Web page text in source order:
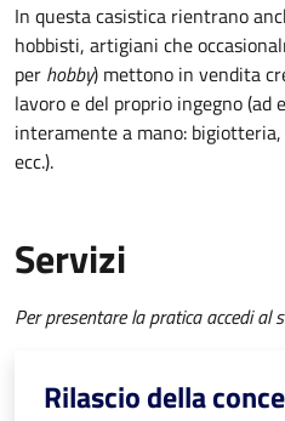
In questa casistica rientrano
hobbisti, artigiani che
per hobby) mettono in vendita
lavoro e del proprio ingegno
interamente a mano:
ecc.).
Servizi
Per presentare la pratica accedi al
Rilascio della